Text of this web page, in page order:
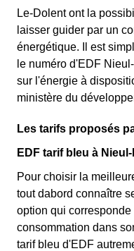
Le-Dolent ont la
laisser guider par un
énergétique. Il est
le numéro d'EDF
sur l'énergie à
ministère du
Les tarifs proposés
EDF tarif bleu à
Pour choisir la
tout dabord connaître
option qui
consommation dans
tarif bleu d'EDF